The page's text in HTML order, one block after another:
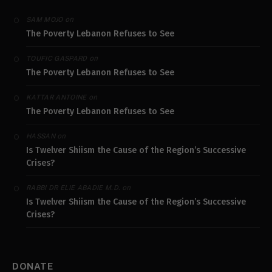
SAM MOJO on
The Poverty Lebanon Refuses to See
TOUFIC GASPARD on
The Poverty Lebanon Refuses to See
KATTAR ANTOINEon
The Poverty Lebanon Refuses to See
HASSANon
Is Twelver Shiism the Cause of the Region’s Successive
Crises?
RABBI DR ELIE ABADIE M.D. on
Is Twelver Shiism the Cause of the Region’s Successive
Crises?
DONATE